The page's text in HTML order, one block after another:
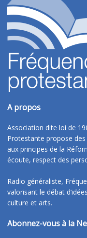
A propos
Association dite loi de
Protestante propose
aux principes de la
écoute, respect des
Radio généraliste,
valorisant le débat
culture et arts.
Abonnez-vous à la